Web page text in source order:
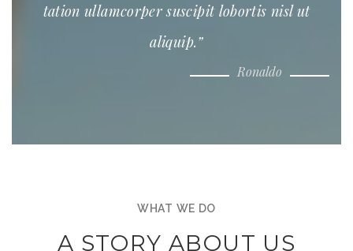
tation ullamcorper suscipit lobortis nisl ut
aliquip.”
Ronaldo
WHAT WE DO
A STORY ABOUT US